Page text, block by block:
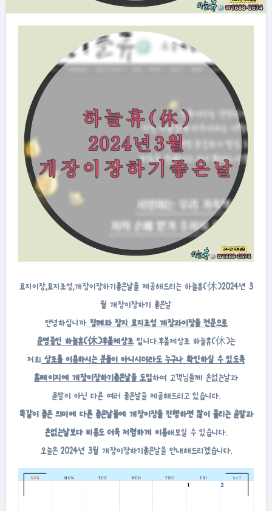
묘지이장,묘지조성,개장이장하기좋은날을 제공해드리는 하늘휴(休)2024년 3
월 개장이장하기 좋은날
안녕하십니까 장례와 장지 묘지조성 개장과이장을 전문으로
운영중인 하늘휴(休)후불제상조입니다.후불제상조 하늘휴(休)는
저희 상조를 이용하시는 분들이 아니시더라도 누구나 확인하실 수 있도록
홈페이지에 개장이장하기좋은날을 도입하여 고객님들께 손없는날과
윤달이 아닌 다른 여러 좋은날을 제공해드리고 있습니다.
똑같이 좋은 의미에 다른 좋은날들에 개장이장을 진행하면 많이 몰리는 윤달과
손없는날보다 비용도 더욱 저렴하게 이용해보실 수 있습니다.
오늘은 2024년 3월 개장이장하기좋은날을 안내해드리겠습니다.